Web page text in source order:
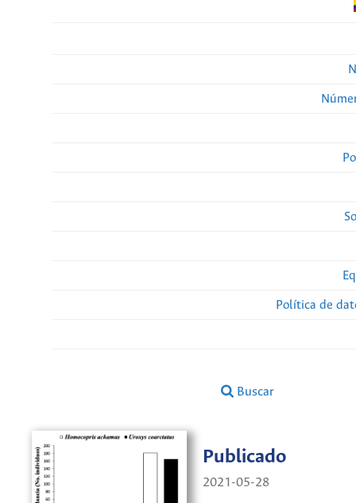
Política de
Buscar
Publicado
2021-05-28